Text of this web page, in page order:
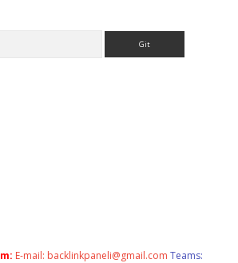
E-mail: backlinkpaneli@gmail.com Teams: